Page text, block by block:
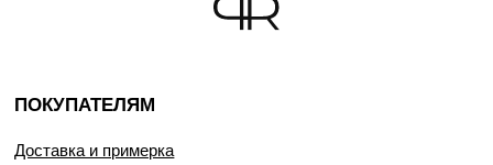
ПОКУПАТЕЛЯМ
Доставка и примерка